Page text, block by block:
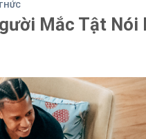
Mắc Tật Nói